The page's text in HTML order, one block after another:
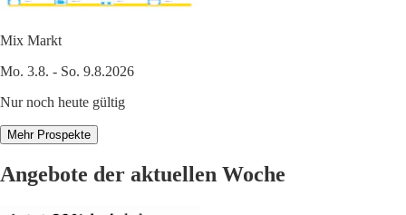
Mix Markt
Mo. 3.8. - So. 9.8.2026
Nur noch heute gültig
Mehr Prospekte
Angebote der aktuellen Woche